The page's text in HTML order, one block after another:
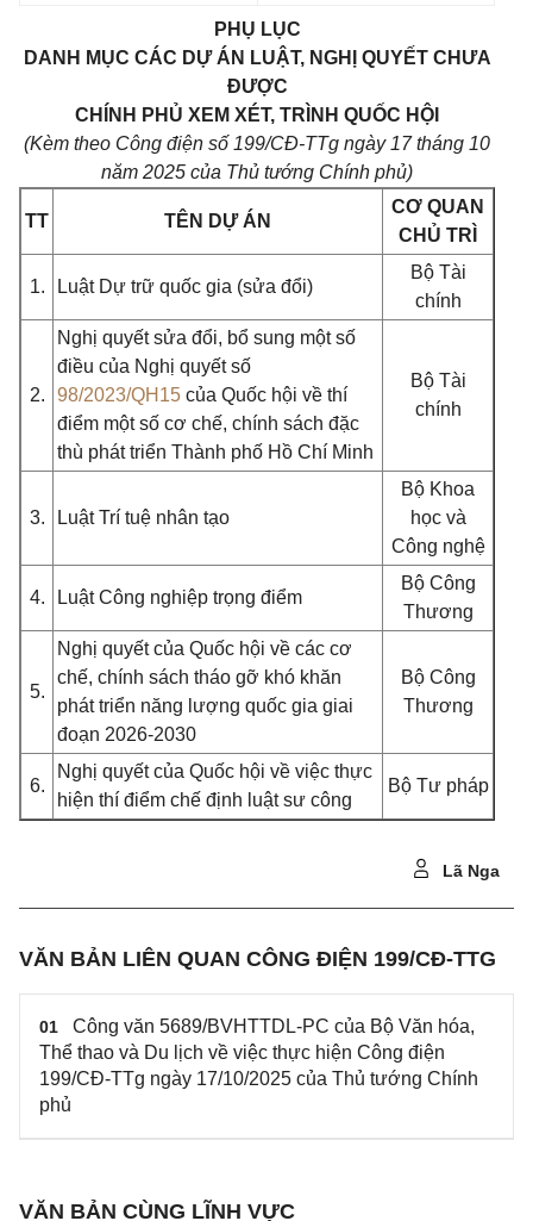
PHỤ LỤC
DANH MỤC CÁC DỰ ÁN LUẬT, NGHỊ QUYẾT CHƯA
ĐƯỢC
CHÍNH PHỦ XEM XÉT, TRÌNH QUỐC HỘI
(Kèm theo Công điện số 199/CĐ-TTg ngày 17 tháng 10
năm 2025 của Thủ tướng Chính phủ)
TT TÊN DỰ ÁN
CƠ QUAN
CHỦ TRÌ
1. Luật Dự trữ quốc gia (sửa đổi)
Bộ Tài
chính
2.
Nghị quyết sửa đổi, bổ sung một số
điều của Nghị quyết số
98/2023/QH15 của Quốc hội về thí
điểm một số cơ chế, chính sách đặc
thù phát triển Thành phố Hồ Chí Minh
Bộ Tài
chính
3. Luật Trí tuệ nhân tạo
Bộ Khoa
học và
Công nghệ
4. Luật Công nghiệp trọng điểm
Bộ Công
Thương
5.
Nghị quyết của Quốc hội về các cơ
chế, chính sách tháo gỡ khó khăn
phát triển năng lượng quốc gia giai
đoạn 2026-2030
Bộ Công
Thương
6.
Nghị quyết của Quốc hội về việc thực
hiện thí điểm chế định luật sư công
Bộ Tư pháp
Lã Nga
VĂN BẢN LIÊN QUAN CÔNG ĐIỆN 199/CĐ-TTG
01
Công văn 5689/BVHTTDL-PC của Bộ Văn hóa,
Thể thao và Du lịch về việc thực hiện Công điện
199/CĐ-TTg ngày 17/10/2025 của Thủ tướng Chính
phủ
VĂN BẢN CÙNG LĨNH VỰC